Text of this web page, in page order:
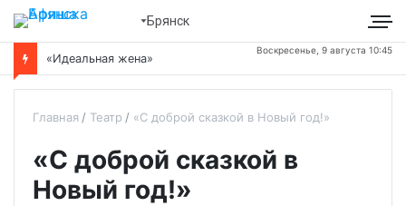
Брянск
«Идеальная жена»
Воскресенье, 9 августа 10:45
Главная Театр «С доброй сказкой в Новый год!»
«С доброй сказкой в
Новый год!»